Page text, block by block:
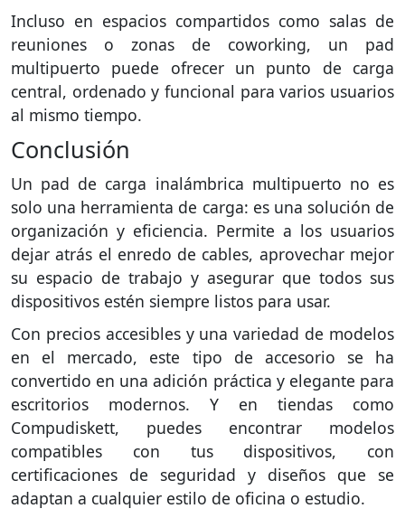
Incluso en espacios compartidos como salas de
reuniones o zonas de coworking, un pad
multipuerto puede ofrecer un punto de carga
central, ordenado y funcional para varios usuarios
al mismo tiempo.
Conclusión
Un pad de carga inalámbrica multipuerto no es
solo una herramienta de carga: es una solución de
organización y eficiencia. Permite a los usuarios
dejar atrás el enredo de cables, aprovechar mejor
su espacio de trabajo y asegurar que todos sus
dispositivos estén siempre listos para usar.
Con precios accesibles y una variedad de modelos
en el mercado, este tipo de accesorio se ha
convertido en una adición práctica y elegante para
escritorios modernos. Y en tiendas como
Compudiskett, puedes encontrar modelos
compatibles con tus dispositivos, con
certificaciones de seguridad y diseños que se
adaptan a cualquier estilo de oficina o estudio.